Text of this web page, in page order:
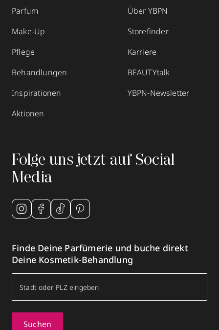
Parfum
Make-Up
Pflege
Behandlungen
Inspirationen
Aktionen
Über YBPN
Storefinder
Karriere
BEAUTYtalk
YBPN-Newsletter
Folge uns jetzt auf Social
Media
Finde Deine Parfümerie und buche direkt
Deine Kosmetik-Behandlung
Suchen